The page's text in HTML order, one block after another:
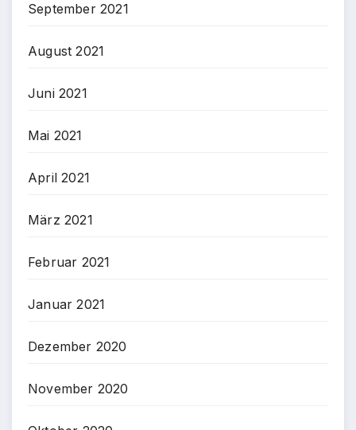
September 2021
August 2021
Juni 2021
Mai 2021
April 2021
März 2021
Februar 2021
Januar 2021
Dezember 2020
November 2020